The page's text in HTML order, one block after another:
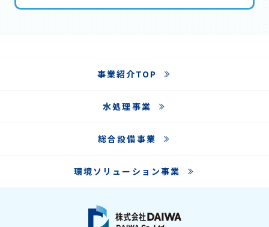
事業紹介TOP
水処理事業
総合設備事業
環境ソリューション事業